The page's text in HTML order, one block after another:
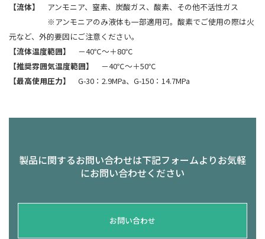
【流体】
アンモニア、窒素、炭酸ガス、酸素、その他不活性ガス
※アンモニアのみ液体も一部適用可。酸素でご使用の際は火
元など、外的要因にご注意ください。
【流体温度範囲】
－40℃～＋80℃
【推奨雰囲気温度範囲】
－40℃～＋50℃
【最高使用圧力】
G-30：2.9MPa、G-150：14.7MPa
製品に関するお問い合わせは下記フォームよりお気軽
にお問い合わせください
お問い合わせ